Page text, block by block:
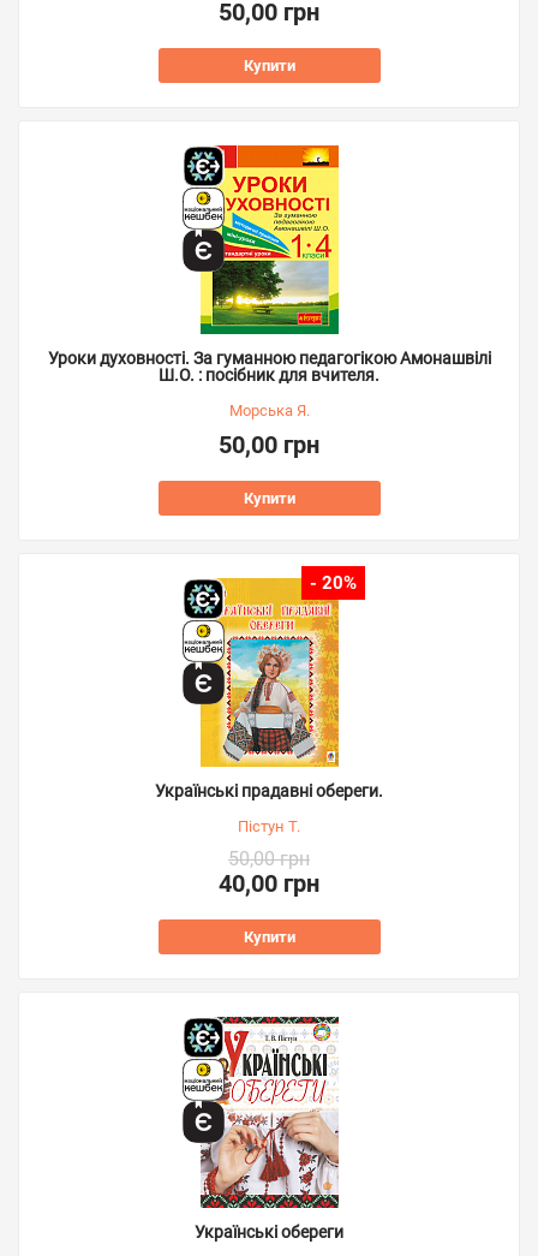
50,00 грн
Купити
Уроки духовності. За гуманною педагогікою Амонашвілі
Ш.О. : посібник для вчителя.
Морська Я.
50,00 грн
Купити
- 20%
Українські прадавні обереги.
Пістун Т.
50,00 грн
40,00 грн
Купити
Українські обереги